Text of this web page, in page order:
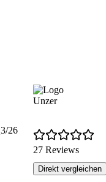
26
Unzer
27 Reviews
Direkt vergleichen